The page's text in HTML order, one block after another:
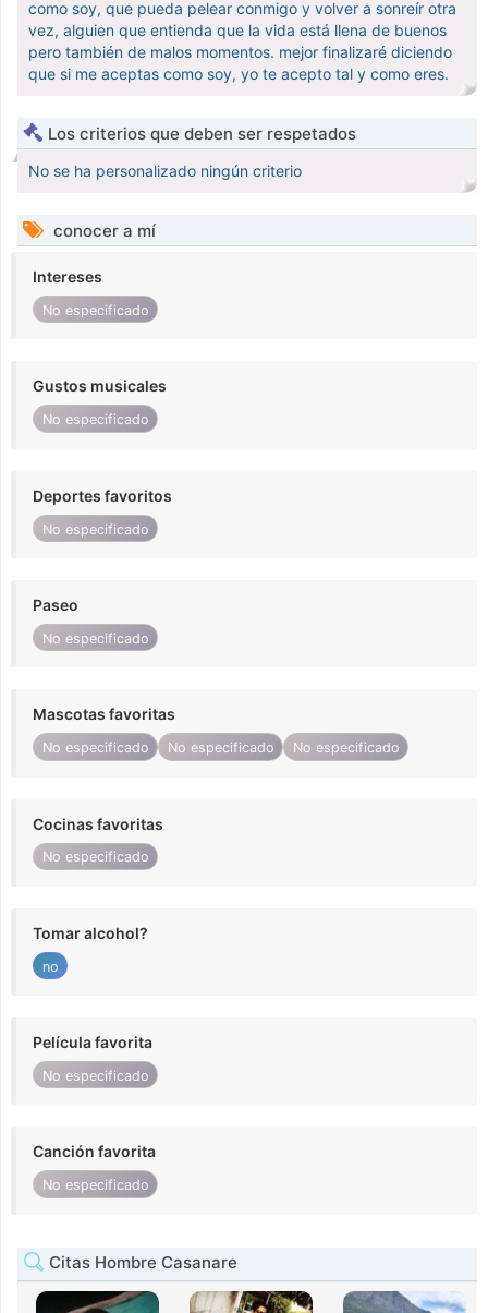
como soy, que pueda pelear conmigo y volver a sonreír otra
vez, alguien que entienda que la vida está llena de buenos
pero también de malos momentos. mejor finalizaré diciendo
que si me aceptas como soy, yo te acepto tal y como eres.
Los criterios que deben ser respetados
No se ha personalizado ningún criterio
conocer a mí
Intereses
No especificado
Gustos musicales
No especificado
Deportes favoritos
No especificado
Paseo
No especificado
Mascotas favoritas
No especificado No especificado No especificado
Cocinas favoritas
No especificado
Tomar alcohol?
no
Película favorita
No especificado
Canción favorita
No especificado
Citas Hombre Casanare